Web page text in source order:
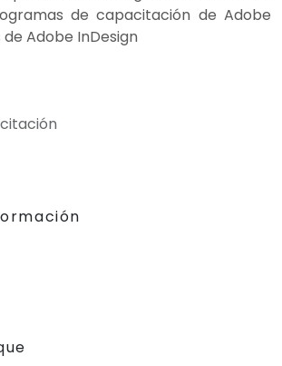
de capacitación de Adobe
de Adobe InDesign